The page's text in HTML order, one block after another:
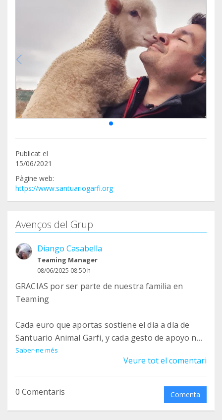
Publicat el
15/06/2021
Pàgine web:
https://www.santuariogarfi.org
Avenços del Grup
Diango Casabella
Teaming Manager
08/06/2025 08:50 h
GRACIAS por ser parte de nuestra familia en
Teaming
Cada euro que aportas sostiene el día a día de
Santuario Animal Garfi, y cada gesto de apoyo nos
acerca a un mundo un poco más justo para los
En nuestro grupo principal de Teaming, haces
posible el cuidado diario de los animales de
Saber-ne més
Veure tot el comentari
0 Comentaris Comenta